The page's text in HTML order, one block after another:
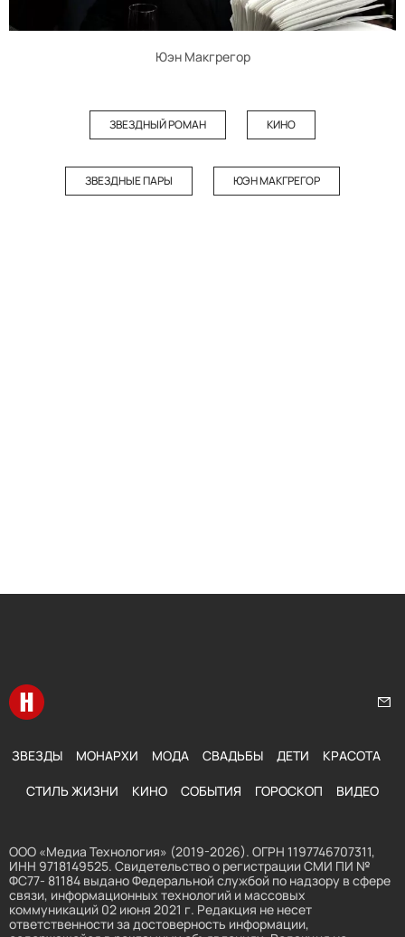
Юэн Макгрегор
ЗВЕЗДНЫЙ РОМАН КИНО
ЗВЕЗДНЫЕ ПАРЫ ЮЭН МАКГРЕГОР
Перейти на главную
ЗВЕЗДЫ МОНАРХИ МОДА СВАДЬБЫ ДЕТИ КРАСОТА
СТИЛЬ ЖИЗНИ КИНО СОБЫТИЯ ГОРОСКОП ВИДЕО
ООО «Медиа Технология» (2019-2026). ОГРН 1197746707311,
ИНН 9718149525. Свидетельство о регистрации СМИ ПИ №
ФС77- 81184 выдано Федеральной службой по надзору в сфере
связи, информационных технологий и массовых
коммуникаций 02 июня 2021 г. Редакция не несет
ответственности за достоверность информации,